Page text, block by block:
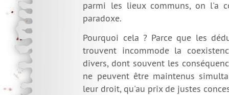
parmi les lieux communs, on l'a
paradoxe.
Pourquoi cela ? Parce que les
trouvent incommode la
divers, dont souvent les
ne peuvent être maintenus
leur droit, qu'au prix de justes